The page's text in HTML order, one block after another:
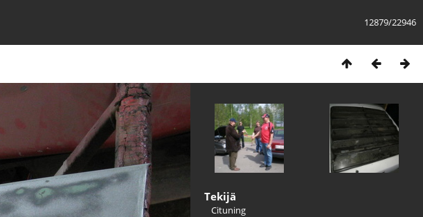
12879/22946
Tekijä
Cituning